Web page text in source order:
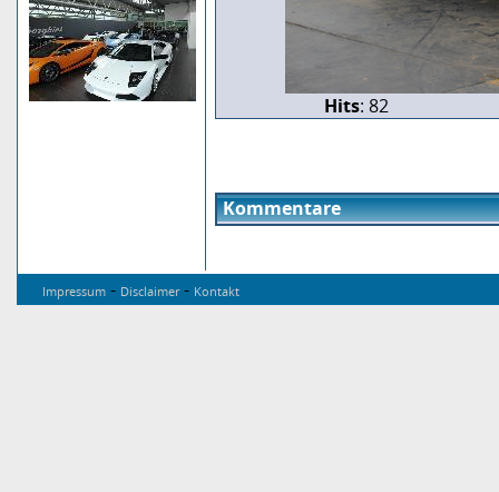
Hits: 82
Kommentare
Impressum - Disclaimer- Kontakt